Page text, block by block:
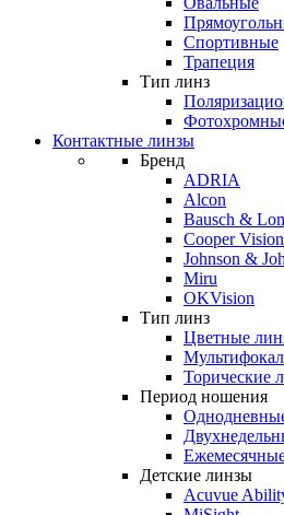
Спортивные
Трапеция
Тип линз
Контактные линзы
Бренд
ADRIA
Alcon
Bausch &
Cooper Vision
Johnson &
Miru
OKVision
Тип линз
Цветные
Торические
Период ношения
Детские линзы
Acuvue